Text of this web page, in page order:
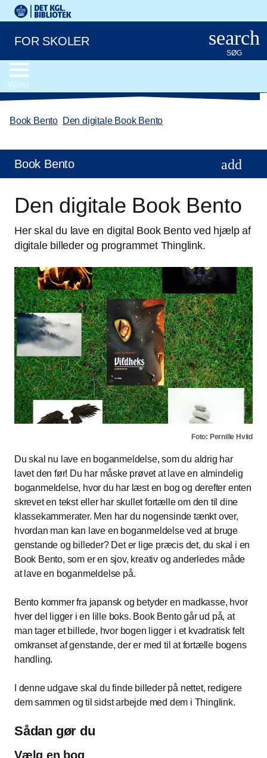
Gå til hovedindholdet
Det Kongelige Biblioteks logo. Gå til Det Kongelige
FOR SKOLER search
SØG
MENU
Book Bento Den digitale Book Bento
Book Bento
Den digitale Book Bento
Her skal du lave en digital Book Bento ved hjælp af
digitale billeder og programmet Thinglink.
Foto: Pernille Hviid
Du skal nu lave en boganmeldelse, som du aldrig har
lavet den før! Du har måske prøvet at lave en almindelig
boganmeldelse, hvor du har læst en bog og derefter enten
skrevet en tekst eller har skullet fortælle om den til dine
klassekammerater. Men har du nogensinde tænkt over,
hvordan man kan lave en boganmeldelse ved at bruge
genstande og billeder? Det er lige præcis det, du skal i en
Book Bento, som er en sjov, kreativ og anderledes måde
at lave en boganmeldelse på.
Bento kommer fra japansk og betyder en madkasse, hvor
hver del ligger i en lille boks. Book Bento går ud på, at
man tager et billede, hvor bogen ligger i et kvadratisk felt
omkranset af genstande, der er med til at fortælle bogens
handling.
I denne udgave skal du finde billeder på nettet, redigere
dem sammen og til sidst arbejde med dem i Thinglink.
Sådan gør du
Vælg en bog